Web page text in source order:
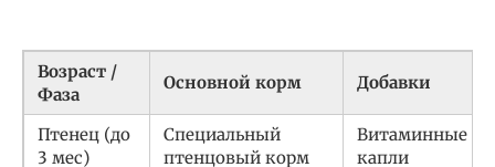
Возраст /
Фаза
Основной корм Добавки
Птенец (до
3 мес)
Специальный
птенцовый корм
Витаминные
капли